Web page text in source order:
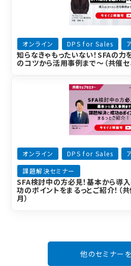
オンライン DPS for Sales
知らなきゃもったいない！SFAの
のコツから活用事例まで～（共催
オンライン DPS for Sales
課題解決セミナー
SFA検討中の方必見！基本から導
功のポイントをまるっとご紹介！（
月）
他のセミナー